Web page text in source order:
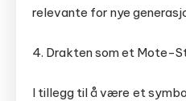
relevante for nye
4. Drakten som et Mote-
I tillegg til å være et